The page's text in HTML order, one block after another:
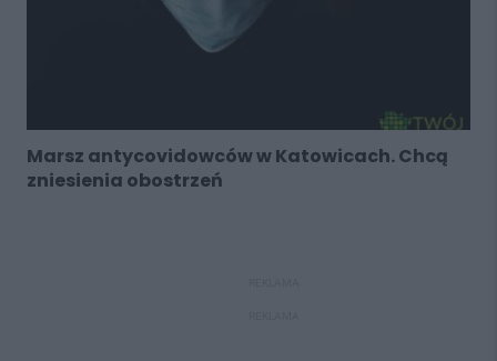
Marsz antycovidowców w Katowicach. Chcą
zniesienia obostrzeń